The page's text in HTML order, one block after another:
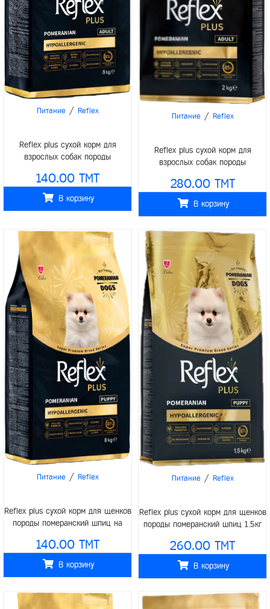
Питание / Reflex
Reflex plus сухой корм для
взрослых собак породы
140.00 TMT
В корзину
Питание / Reflex
Reflex plus сухой корм для
взрослых собак породы
280.00 TMT
В корзину
Питание / Reflex
Reflex plus сухой корм для щенков
породы померанский шпиц на
140.00 TMT
В корзину
Питание / Reflex
Reflex plus сухой корм для щенков
породы померанский шпиц 1.5кг
260.00 TMT
В корзину